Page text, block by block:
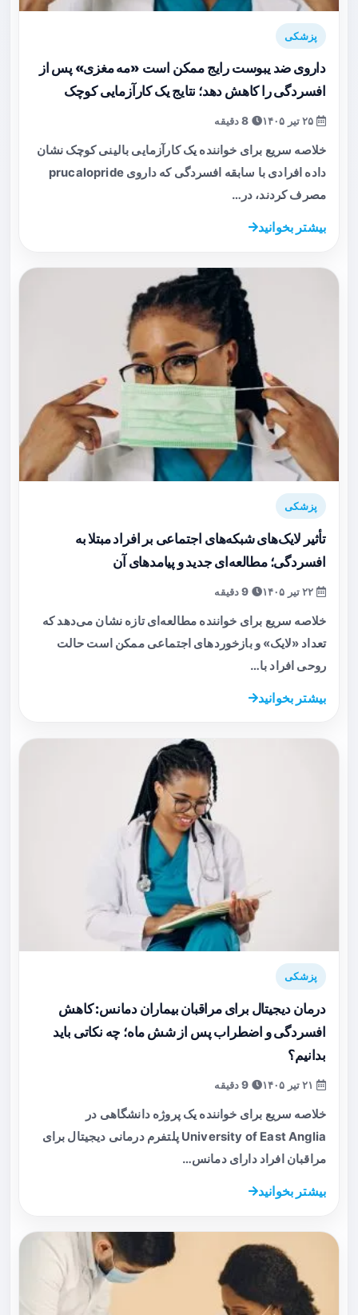
پزشکی
داروی ضد یبوست رایج ممکن است «مه مغزی» پس از
افسردگی را کاهش دهد؛ نتایج یک کارآزمایی کوچک
خلاصه سریع برای خواننده یک کارآزمایی بالینی کوچک نشان
داده افرادی با سابقه افسردگی که داروی prucalopride
مصرف کردند، در…
بیشتر بخوانید
پزشکی
تأثیر لایک‌های شبکه‌های اجتماعی بر افراد مبتلا به
افسردگی؛ مطالعه‌ای جدید و پیامدهای آن
خلاصه سریع برای خواننده مطالعه‌ای تازه نشان می‌دهد که
تعداد «لایک» و بازخوردهای اجتماعی ممکن است حالت
روحی افراد با…
بیشتر بخوانید
پزشکی
درمان دیجیتال برای مراقبان بیماران دمانس: کاهش
افسردگی و اضطراب پس از شش ماه؛ چه نکاتی باید
بدانیم؟
خلاصه سریع برای خواننده یک پروژه دانشگاهی در
University of East Anglia پلتفرم درمانی دیجیتال برای
مراقبان افراد دارای دمانس…
بیشتر بخوانید